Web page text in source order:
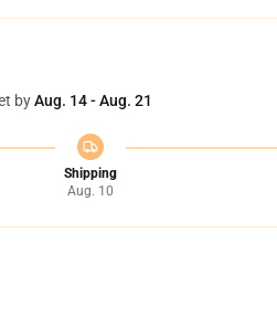
byAug. 14 - Aug. 21
Shipping
Aug. 10